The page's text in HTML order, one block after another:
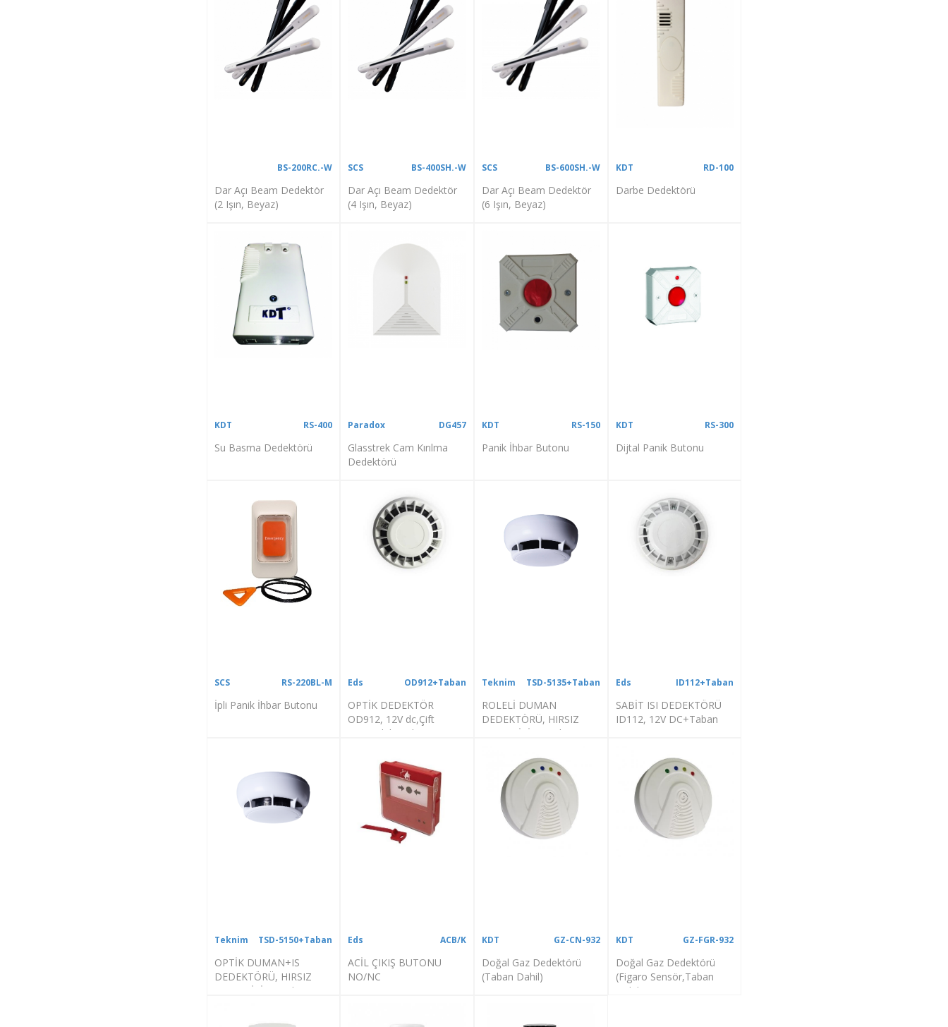
BS-200RC.-W
Dar Açı Beam Dedektör
(2 Işın, Beyaz)
BS-400SH.-W
SCS
Dar Açı Beam Dedektör
(4 Işın, Beyaz)
BS-600SH.-W
SCS
Dar Açı Beam Dedektör
(6 Işın, Beyaz)
RD-100
KDT
Darbe Dedektörü
RS-400
KDT
Su Basma Dedektörü
DG457
Paradox
Glasstrek Cam Kırılma
Dedektörü
RS-150
KDT
Panik İhbar Butonu
RS-300
KDT
Dijtal Panik Butonu
RS-220BL-M
SCS
İpli Panik İhbar Butonu
OD912+Taban
Eds
OPTİK DEDEKTÖR
OD912, 12V dc,Çift
LED.Röleli+Taban ECDB
TSD-5135+Taban
Teknim
ROLELİ DUMAN
DEDEKTÖRÜ, HIRSIZ
ALARM İÇİN +Taban
ID112+Taban
Eds
SABİT ISI DEDEKTÖRÜ
ID112, 12V DC+Taban
TSD-5150+Taban
Teknim
OPTİK DUMAN+IS
DEDEKTÖRÜ, HIRSIZ
ALARM İÇİN +Taban
ACB/K
Eds
ACİL ÇIKIŞ BUTONU
NO/NC
GZ-CN-932
KDT
Doğal Gaz Dedektörü
(Taban Dahil)
GZ-FGR-932
KDT
Doğal Gaz Dedektörü
(Figaro Sensör,Taban
Dahil)